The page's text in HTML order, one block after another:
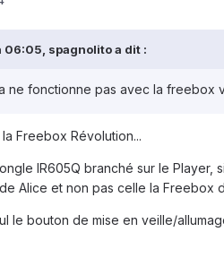
06:05, spagnolito a dit :
ne fonctionne pas avec la freebox
Freebox Révolution...
IR605Q branché sur le
Alice et non pas celle la Freebox
le bouton de mise en veille/